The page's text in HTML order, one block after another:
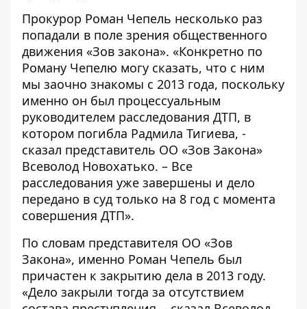
Прокурор Роман Чепель несколько раз
попадали в поле зрения общественного
движения «Зов закона». «Конкретно по
Роману Чепелю могу сказать, что с ним
мы заочно знакомы с 2013 года, поскольку
именно он был процессуальным
руководителем расследования ДТП, в
котором погибла Радмила Тигиева, -
сказал представитель ОО «Зов Закона»
Всеволод Новохатько. – Все
расследования уже завершены и дело
передано в суд только на 8 год с момента
совершения ДТП».
По словам представителя ОО «Зов
Закона», именно Роман Чепель был
причастен к закрытию дела в 2013 году.
«Дело закрыли тогда за отсутствием